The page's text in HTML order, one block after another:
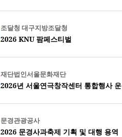
조달청 대구지방조달청
2026 KNU 팜페스티벌
재단법인서울문화재단
2026년 서울연극창작센터 통합행사
문경관광공사
2026 문경사과축제 기획 및 대행 용역